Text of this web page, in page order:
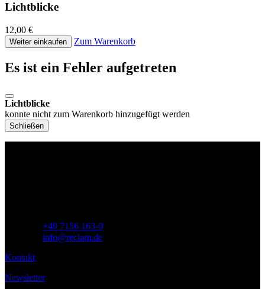
Lichtblicke
12,00 €
Weiter einkaufen Zum Warenkorb
Es ist ein Fehler aufgetreten
Lichtblicke
konnte nicht zum Warenkorb hinzugefügt werden
Schließen
+49 7156 163-0
info@reclam.de
Kontakt
Newsletter